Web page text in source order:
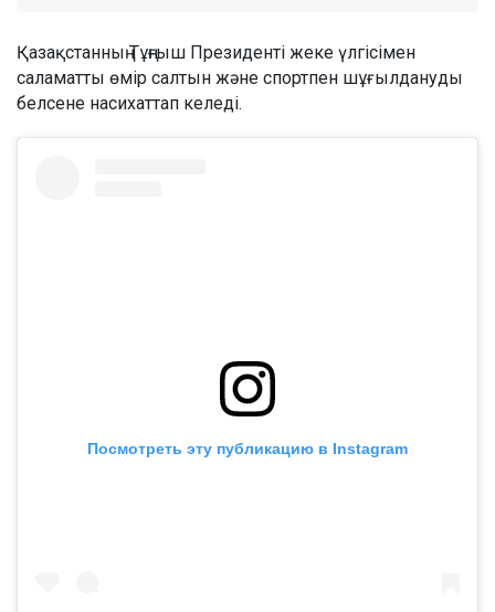
Қазақстанның Тұңғыш Президенті жеке үлгісімен
саламатты өмір салтын және спортпен шұғылдануды
белсене насихаттап келеді.
Посмотреть эту публикацию в Instagram